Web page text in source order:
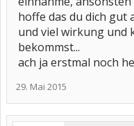
hoffe das du dich gut
und viel wirkung und
bekommst...
ach ja erstmal noch
29. Mai 2015